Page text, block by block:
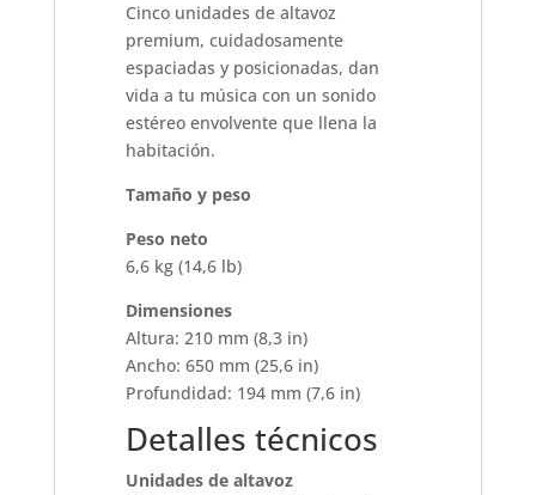
Cinco unidades de altavoz
premium, cuidadosamente
espaciadas y posicionadas, dan
vida a tu música con un sonido
estéreo envolvente que llena la
habitación.
Tamaño y peso
Peso neto
6,6 kg (14,6 lb)
Dimensiones
Altura: 210 mm (8,3 in)
Ancho: 650 mm (25,6 in)
Profundidad: 194 mm (7,6 in)
Detalles técnicos
Unidades de altavoz